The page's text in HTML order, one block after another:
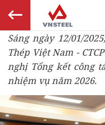
Sáng ngày 12/01/
Thép Việt Nam -
nghị Tổng kết công
nhiệm vụ năm 2026.